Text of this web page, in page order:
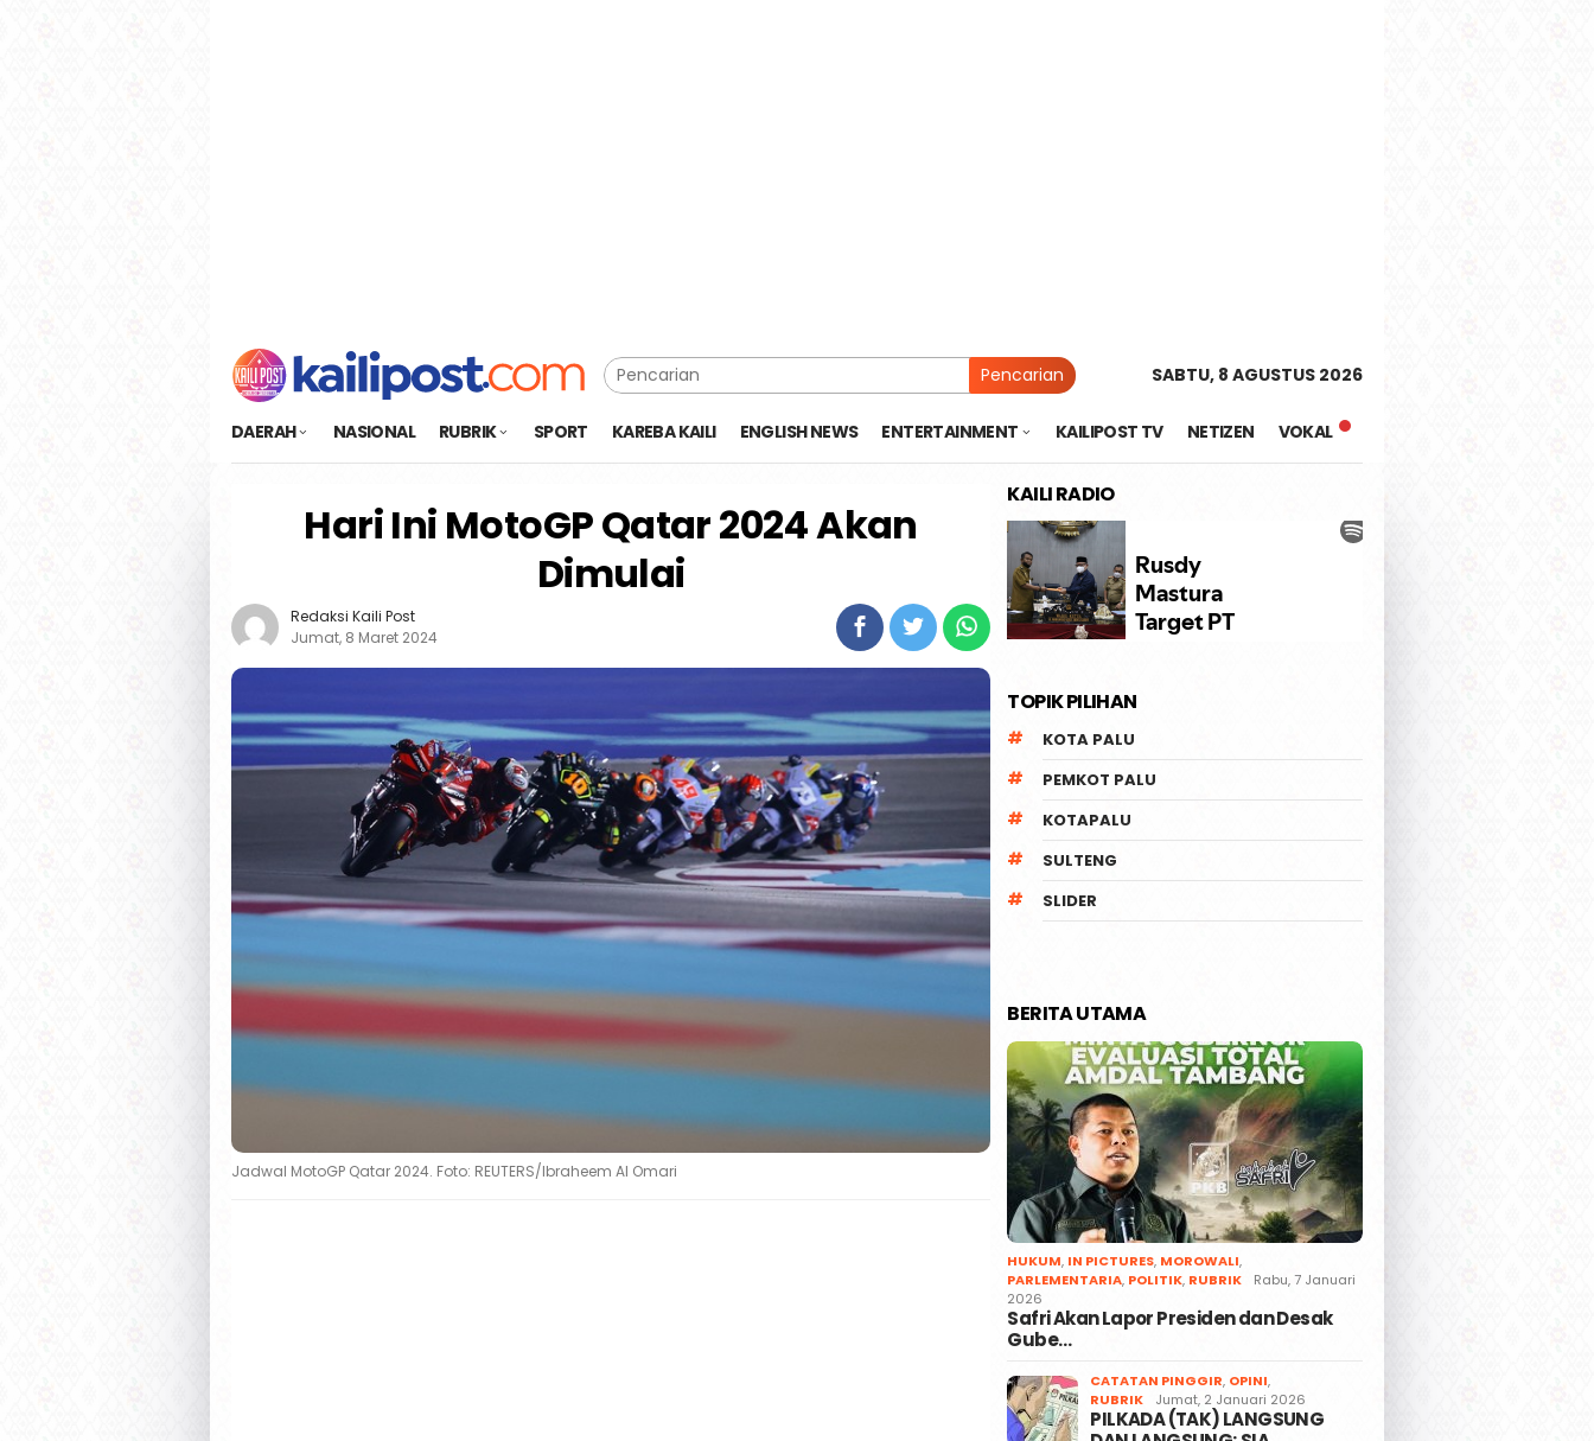
Pencarian SABTU, 8 AGUSTUS 2026
DAERAH NASIONAL RUBRIK SPORT KAREBA KAILI ENGLISH NEWS ENTERTAINMENT KAILIPOST TV NETIZEN VOKAL
Hari Ini MotoGP Qatar 2024 Akan
Dimulai
Redaksi Kaili Post
Jumat, 8 Maret 2024
Jadwal MotoGP Qatar 2024. Foto: REUTERS/Ibraheem Al Omari
KAILI RADIO
TOPIK PILIHAN
KOTA PALU
PEMKOT PALU
KOTAPALU
SULTENG
SLIDER
BERITA UTAMA
HUKUM, IN PICTURES, MOROWALI,
PARLEMENTARIA, POLITIK, RUBRIK
Rabu, 7 Januari
2026
Safri Akan Lapor Presiden dan Desak
Gube…
CATATAN PINGGIR, OPINI,
RUBRIK
Jumat, 2 Januari 2026
PILKADA (TAK) LANGSUNG